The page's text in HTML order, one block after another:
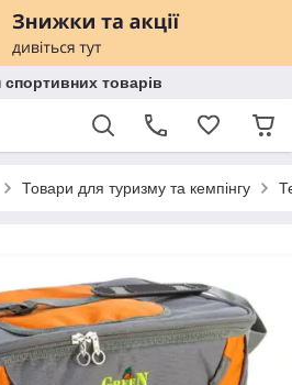
товарів
Товари для туризму та кемпінгу